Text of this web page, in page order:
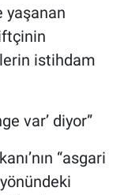
yaşanan
istihdam
var’ diyor”
“asgari